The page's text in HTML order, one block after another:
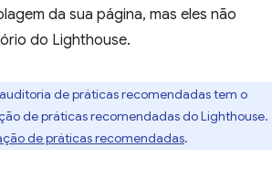
da sua página, mas eles não
do Lighthouse.
de práticas recomendadas tem o
de práticas recomendadas do Lighthouse.
de práticas recomendadas.